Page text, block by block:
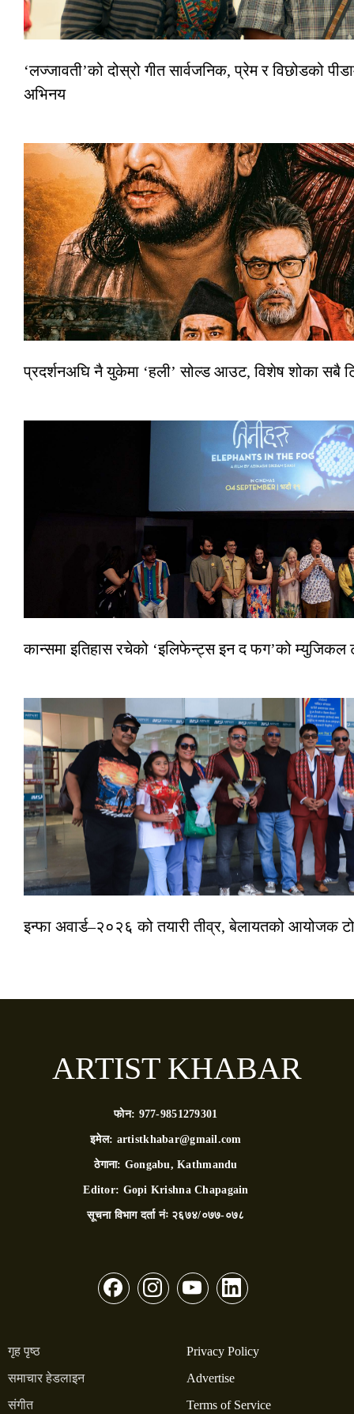
‘लज्जावती’को दोस्रो गीत सार्वजनिक, प्रेम र विछोडको
अभिनय
प्रदर्शनअघि नै युकेमा ‘हली’ सोल्ड आउट, विशेष शोका सबै
कान्समा इतिहास रचेको ‘इलिफेन्ट्स इन द फग’को म्युजिकल
इन्फा अवार्ड–२०२६ को तयारी तीव्र, बेलायतको आयोजक
ARTIST KHABAR
फोन: 977-9851279301
इमेल: artistkhabar@gmail.com
ठेगाना: Gongabu, Kathmandu
Editor: Gopi Krishna Chapagain
सूचना विभाग दर्ता नंः २६७४/०७७-०७८
गृह पृष्ठ
समाचार हेडलाइन
संगीत
Privacy Policy
Advertise
Terms of Service